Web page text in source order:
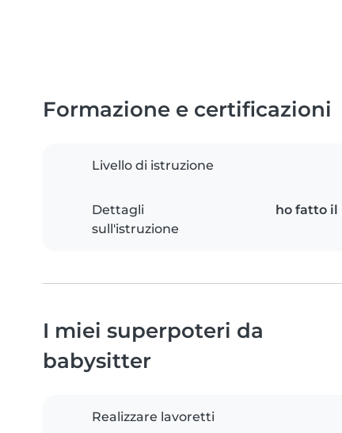
Formazione e certificazioni
Livello di istruzione
Dettagli
sull'istruzione
ho fatto il
I miei superpoteri da
babysitter
Realizzare lavoretti